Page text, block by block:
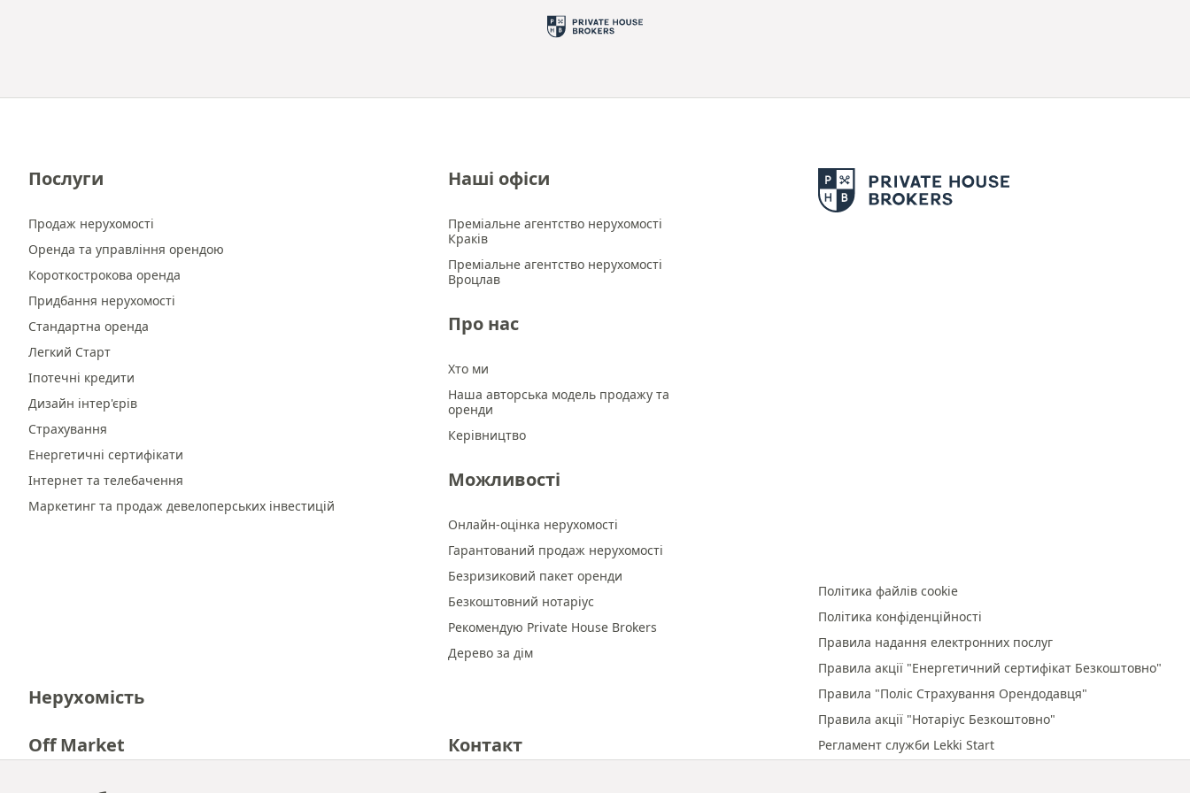
Послуги
Продаж нерухомості
Оренда та управління орендою
Короткострокова оренда
Придбання нерухомості
Стандартна оренда
Легкий Старт
Іпотечні кредити
Дизайн інтер'єрів
Страхування
Енергетичні сертифікати
Інтернет та телебачення
Маркетинг та продаж девелоперських інвестицій
Наші офіси
Преміальне агентство нерухомості
Краків
Преміальне агентство нерухомості
Вроцлав
Про нас
Хто ми
Наша авторська модель продажу та
оренди
Керівництво
Можливості
Онлайн-оцінка нерухомості
Гарантований продаж нерухомості
Безризиковий пакет оренди
Безкоштовний нотаріус
Рекомендую Private House Brokers
Дерево за дім
Нерухомість
Off Market
Контакт
Політика файлів cookie
Політика конфіденційності
Правила надання електронних послуг
Правила акції "Енергетичний сертифікат Безкоштовно"
Правила "Поліс Страхування Орендодавця"
Правила акції "Нотаріус Безкоштовно"
Регламент служби Lekki Start